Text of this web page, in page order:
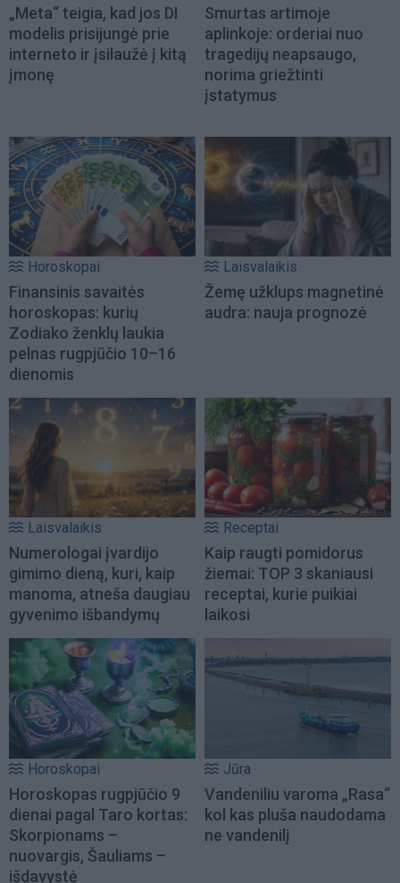
„Meta“ teigia, kad jos DI
modelis prisijungė prie
interneto ir įsilaužė į kitą
įmonę
Smurtas artimoje
aplinkoje: orderiai nuo
tragedijų neapsaugo,
norima griežtinti
įstatymus
Horoskopai
Finansinis savaitės
horoskopas: kurių
Zodiako ženklų laukia
pelnas rugpjūčio 10–16
dienomis
Laisvalaikis
Žemę užklups magnetinė
audra: nauja prognozė
Laisvalaikis
Numerologai įvardijo
gimimo dieną, kuri, kaip
manoma, atneša daugiau
gyvenimo išbandymų
Receptai
Kaip raugti pomidorus
žiemai: TOP 3 skaniausi
receptai, kurie puikiai
laikosi
Horoskopai
Horoskopas rugpjūčio 9
dienai pagal Taro kortas:
Skorpionams –
nuovargis, Šauliams –
išdavystė
Jūra
Vandeniliu varoma „Rasa“
kol kas pluša naudodama
ne vandenilį